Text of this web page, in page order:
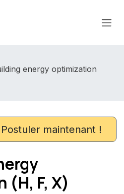
energy optimization
Postuler maintenant !
F, X)